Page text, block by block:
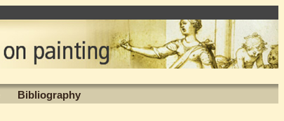
Bibliography